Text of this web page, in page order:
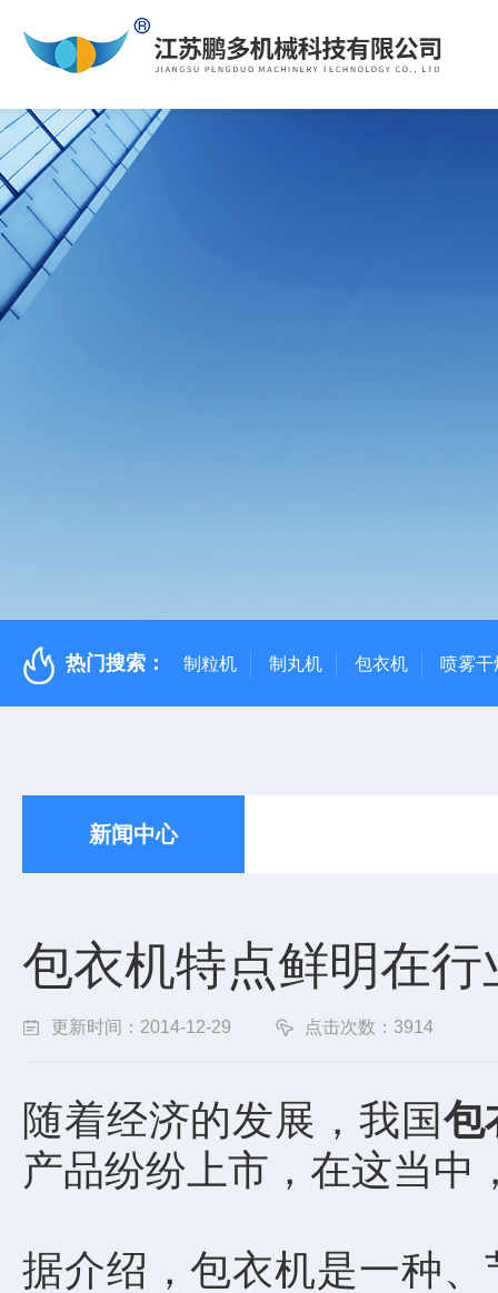
热门搜索： 制粒机 制丸机 包衣机 喷雾干
新闻中心
包衣机特点鲜明在
更新时间：2014-12-29 点击次数：3914
随着经济的发展，我国包
产品纷纷上市，在这当中
据介绍，包衣机是一种